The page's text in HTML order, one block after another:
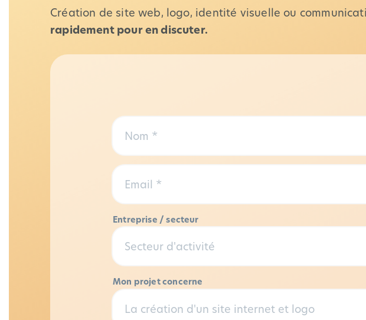
Création de site web, logo, identité visuelle ou
rapidement pour en discuter.
Entreprise / secteur
Mon projet concerne